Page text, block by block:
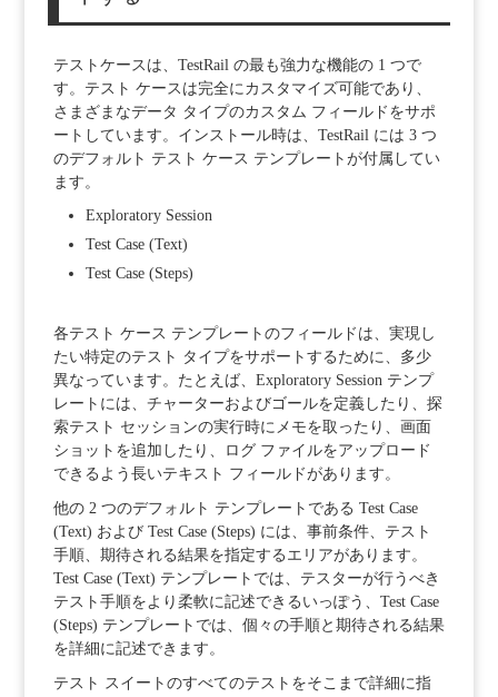
テストケースは、TestRail の最も強力な機能の 1 つで
す。テスト ケースは完全にカスタマイズ可能であり、
さまざまなデータ タイプのカスタム フィールドをサポ
ートしています。インストール時は、TestRail には 3 つ
のデフォルト テスト ケース テンプレートが付属してい
ます。
Exploratory Session
Test Case (Text)
Test Case (Steps)
各テスト ケース テンプレートのフィールドは、実現し
たい特定のテスト タイプをサポートするために、多少
異なっています。たとえば、Exploratory Session テンプ
レートには、チャーターおよびゴールを定義したり、探
索テスト セッションの実行時にメモを取ったり、画面
ショットを追加したり、ログ ファイルをアップロード
できるよう長いテキスト フィールドがあります。
他の 2 つのデフォルト テンプレートである Test Case
(Text) および Test Case (Steps) には、事前条件、テスト
手順、期待される結果を指定するエリアがあります。
Test Case (Text) テンプレートでは、テスターが行うべき
テスト手順をより柔軟に記述できるいっぽう、Test Case
(Steps) テンプレートでは、個々の手順と期待される結果
を詳細に記述できます。
テスト スイートのすべてのテストをそこまで詳細に指